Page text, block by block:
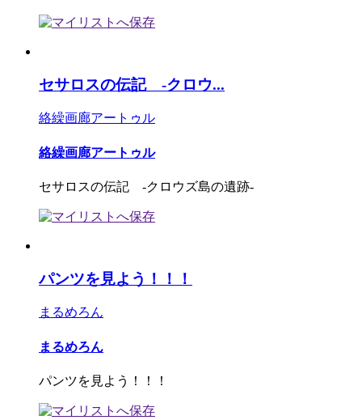
セサロスの伝記 -クロウ...
絡繰画廊アートゥル
絡繰画廊アートゥル
セサロスの伝記 -クロウズ島の遺跡-
パンツを見よう！！！
まるめろん
まるめろん
パンツを見よう！！！